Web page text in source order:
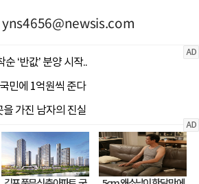
yns4656@newsis.com